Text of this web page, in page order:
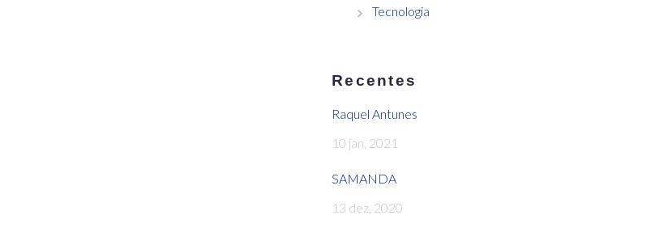
Tecnologia
Recentes
Raquel Antunes
10 jan, 2021
SAMANDA
13 dez, 2020